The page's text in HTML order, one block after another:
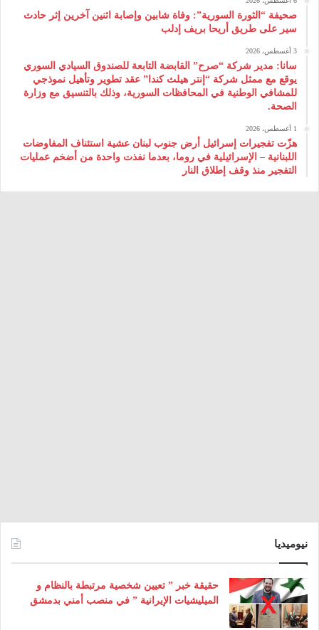
صحيفة “الثورة السورية”: وفاة شابين وإصابة اثنين آخرين إثر حادث
سير على طريق أريحا بريف إدلب
3 أغسطس، 2026
سانا: مدير شركة “صرح” القابضة التابعة للصندوق السيادي السوري
يوقع مع ممثل شركة “إنتر هيلث كندا” عقد تطوير وتأهيل نموذجي
للمشافي الوطنية في المحافظات السورية، وذلك بالتنسيق مع وزارة
الصحة.
1 أغسطس، 2026
هزّت تفجيرات إسرائيل أرض جنوب لبنان عشية استئناف المفاوضات
اللبنانية – الإسرائيلية في روما، بعدما نفذت واحدة من أضخم عمليات
التفجير منذ وقف إطلاق النار
نيوميديا
حقيقة خبر ” تعيين شخصية مرتبطة بالنظام و
الميليشيات الإيرانية ” في منصب أمني بدمشق